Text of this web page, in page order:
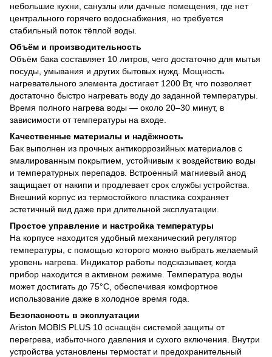
небольшие кухни, санузлы или дачные помещения, где нет
центрального горячего водоснабжения, но требуется
стабильный поток тёплой воды.
Объём и производительность
Объём бака составляет 10 литров, чего достаточно для мытья
посуды, умывания и других бытовых нужд. Мощность
нагревательного элемента достигает 1200 Вт, что позволяет
достаточно быстро нагревать воду до заданной температуры.
Время полного нагрева воды — около 20–30 минут, в
зависимости от температуры на входе.
Качественные материалы и надёжность
Бак выполнен из прочных антикоррозийных материалов с
эмалированным покрытием, устойчивым к воздействию воды
и температурных перепадов. Встроенный магниевый анод
защищает от накипи и продлевает срок службы устройства.
Внешний корпус из термостойкого пластика сохраняет
эстетичный вид даже при длительной эксплуатации.
Простое управление и настройка температуры
На корпусе находится удобный механический регулятор
температуры, с помощью которого можно выбрать желаемый
уровень нагрева. Индикатор работы подсказывает, когда
прибор находится в активном режиме. Температура воды
может достигать до 75°C, обеспечивая комфортное
использование даже в холодное время года.
Безопасность в эксплуатации
Ariston MOBIS PLUS 10 оснащён системой защиты от
перегрева, избыточного давления и сухого включения. Внутри
устройства установлены термостат и предохранительный